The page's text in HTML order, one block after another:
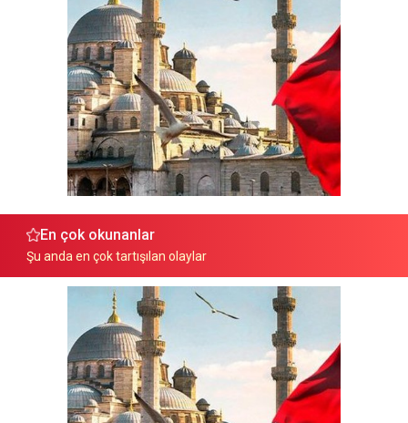
En çok okunanlar
Şu anda en çok tartışılan olaylar